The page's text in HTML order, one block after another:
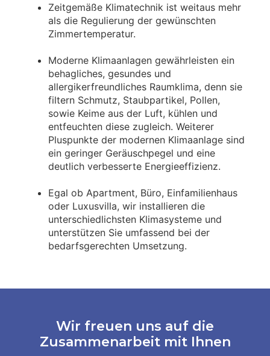
Zeitgemäße Klimatechnik ist weitaus mehr
als die Regulierung der gewünschten
Zimmertemperatur.
Moderne Klimaanlagen gewährleisten ein
behagliches, gesundes und
allergikerfreundliches Raumklima, denn sie
filtern Schmutz, Staubpartikel, Pollen,
sowie Keime aus der Luft, kühlen und
entfeuchten diese zugleich. Weiterer
Pluspunkte der modernen Klimaanlage sind
ein geringer Geräuschpegel und eine
deutlich verbesserte Energieeffizienz.
Egal ob Apartment, Büro, Einfamilienhaus
oder Luxusvilla, wir installieren die
unterschiedlichsten Klimasysteme und
unterstützen Sie umfassend bei der
bedarfsgerechten Umsetzung.
Wir freuen uns auf die
Zusammenarbeit mit Ihnen